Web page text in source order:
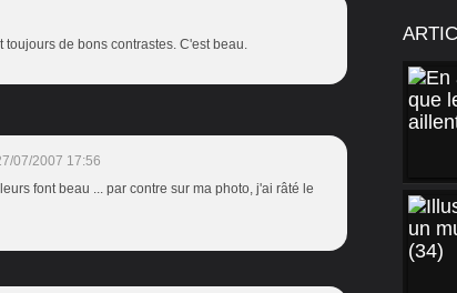
de bons contrastes. C'est beau.
07/2007 17:56
font beau ... par contre sur ma photo, j'ai râté le